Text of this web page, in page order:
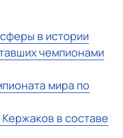
в истории
чемпионами
мира по
в составе